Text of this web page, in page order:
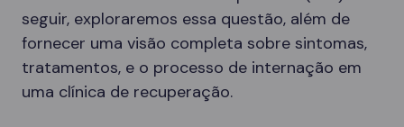
seguir, exploraremos essa questão, além de
fornecer uma visão completa sobre sintomas,
tratamentos, e o processo de internação em
uma clínica de recuperação.